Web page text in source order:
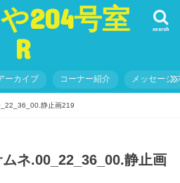
204号室
R
search
ーカイブ コーナー紹介 メッセージ
静止画219
ネ.00_22_36_00.静止画